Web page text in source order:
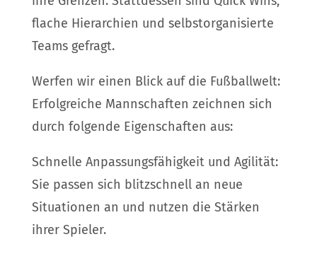
flache Hierarchien und selbstorganisierte
Teams gefragt.
Werfen wir einen Blick auf die Fußballwelt:
Erfolgreiche Mannschaften zeichnen sich
durch folgende Eigenschaften aus:
Schnelle Anpassungsfähigkeit und Agilität:
Sie passen sich blitzschnell an neue
Situationen an und nutzen die Stärken
ihrer Spieler.